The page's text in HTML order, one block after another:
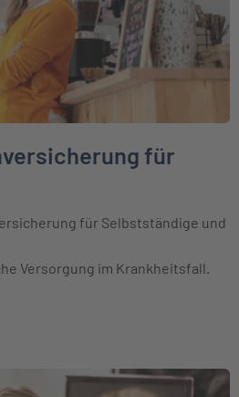
für
für Selbstständige und
Versorgung im Krankheitsfall.
für
für Existenzgründer